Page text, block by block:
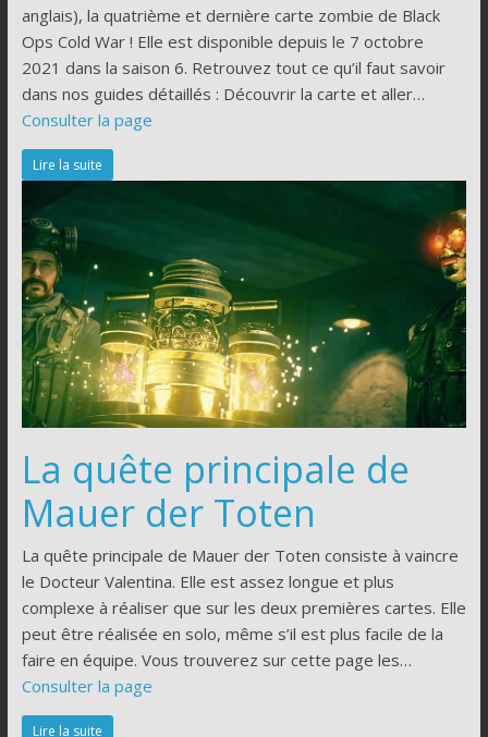
anglais), la quatrième et dernière carte zombie de Black
Ops Cold War ! Elle est disponible depuis le 7 octobre
2021 dans la saison 6. Retrouvez tout ce qu’il faut savoir
dans nos guides détaillés : Découvrir la carte et aller…
Consulter la page
Lire la suite
La quête principale de
Mauer der Toten
La quête principale de Mauer der Toten consiste à vaincre
le Docteur Valentina. Elle est assez longue et plus
complexe à réaliser que sur les deux premières cartes. Elle
peut être réalisée en solo, même s’il est plus facile de la
faire en équipe. Vous trouverez sur cette page les…
Consulter la page
Lire la suite